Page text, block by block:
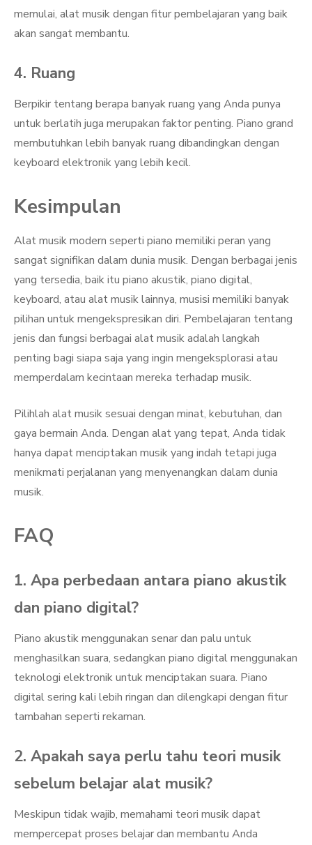
memulai, alat musik dengan fitur pembelajaran yang baik
akan sangat membantu.
4. Ruang
Berpikir tentang berapa banyak ruang yang Anda punya
untuk berlatih juga merupakan faktor penting. Piano grand
membutuhkan lebih banyak ruang dibandingkan dengan
keyboard elektronik yang lebih kecil.
Kesimpulan
Alat musik modern seperti piano memiliki peran yang
sangat signifikan dalam dunia musik. Dengan berbagai jenis
yang tersedia, baik itu piano akustik, piano digital,
keyboard, atau alat musik lainnya, musisi memiliki banyak
pilihan untuk mengekspresikan diri. Pembelajaran tentang
jenis dan fungsi berbagai alat musik adalah langkah
penting bagi siapa saja yang ingin mengeksplorasi atau
memperdalam kecintaan mereka terhadap musik.
Pilihlah alat musik sesuai dengan minat, kebutuhan, dan
gaya bermain Anda. Dengan alat yang tepat, Anda tidak
hanya dapat menciptakan musik yang indah tetapi juga
menikmati perjalanan yang menyenangkan dalam dunia
musik.
FAQ
1. Apa perbedaan antara piano akustik
dan piano digital?
Piano akustik menggunakan senar dan palu untuk
menghasilkan suara, sedangkan piano digital menggunakan
teknologi elektronik untuk menciptakan suara. Piano
digital sering kali lebih ringan dan dilengkapi dengan fitur
tambahan seperti rekaman.
2. Apakah saya perlu tahu teori musik
sebelum belajar alat musik?
Meskipun tidak wajib, memahami teori musik dapat
mempercepat proses belajar dan membantu Anda